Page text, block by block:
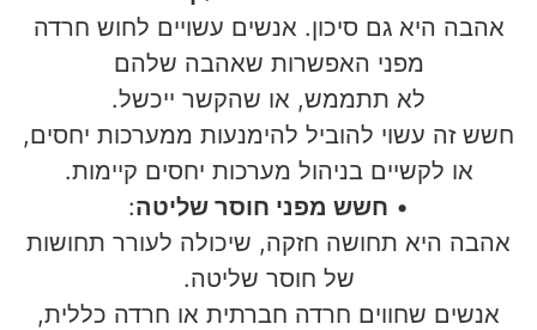
אהבה היא גם סיכון. אנשים עשויים לחוש חרדה
מפני האפשרות שאהבה שלהם
לא תתממש, או שהקשר ייכשל.
חשש זה עשוי להוביל להימנעות ממערכות יחסים,
או לקשיים בניהול מערכות יחסים קיימות.
• חשש מפני חוסר שליטה:
אהבה היא תחושה חזקה, שיכולה לעורר תחושות
של חוסר שליטה.
אנשים שחווים חרדה חברתית או חרדה כללית,